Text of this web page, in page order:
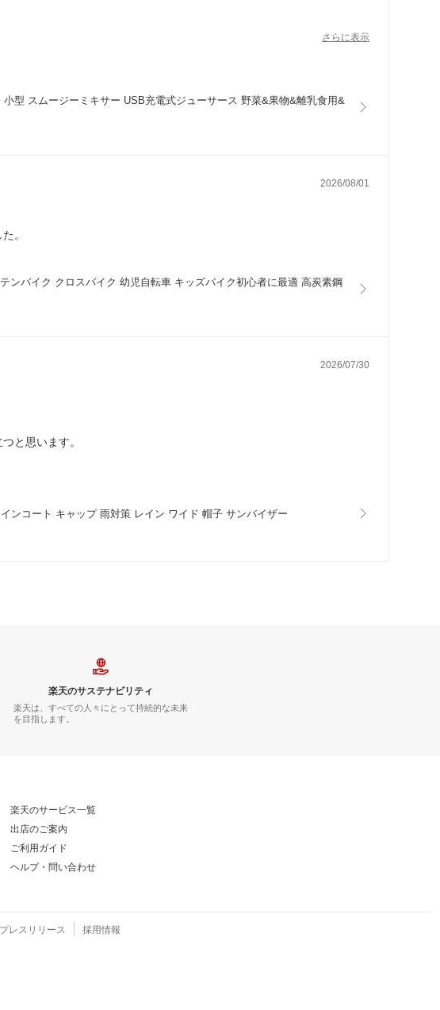
し。私はどちらもわからないので読めません！多分こゆのは電源スイッ
要があるのかと思うので気をつけながら使おうと思います。
た！
と書いてあったのでその範囲内では発送してくれました。
さらに表示
型 スムージーミキサー USB充電式ジューサース 野菜&果物&離乳食用&
2026/08/01
ンバイク クロスバイク 幼児自転車 キッズバイク初心者に最適 高炭素鋼
2026/07/30
と思います。
ンコート キャップ 雨対策 レイン ワイド 帽子 サンバイザー
楽天のサステナビリティ
楽天は、すべての人々にとって持続的な未来
を目指します。
楽天のサービス一覧
出店のご案内
ご利用ガイド
ヘルプ・問い合わせ
プレスリリース 採用情報